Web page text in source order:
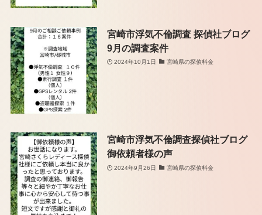
宮崎市浮気不倫調査 探偵社ブログ
9月の調査案件
2024年10月1日 宮崎県の探偵料金
宮崎市浮気不倫調査探偵社ブログ
御依頼者様の声
2024年9月26日 宮崎県の探偵料金